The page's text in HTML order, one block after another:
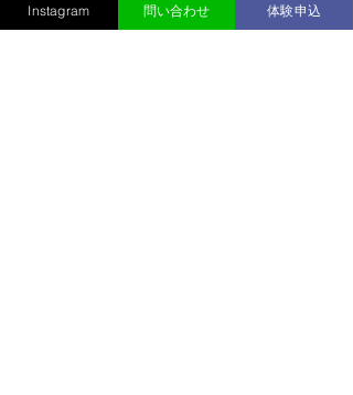
最新記事
Instagram 問い合わせ 体験申込